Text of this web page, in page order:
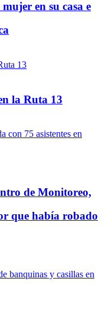
en su casa e
la Ruta 13
de Monitoreo,
que había robado